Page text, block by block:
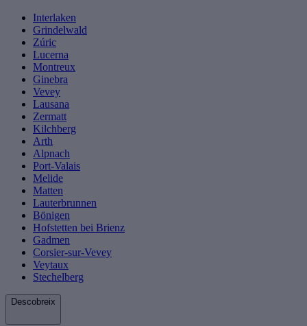
Interlaken
Grindelwald
Zúric
Lucerna
Montreux
Ginebra
Vevey
Lausana
Zermatt
Kilchberg
Arth
Alpnach
Port-Valais
Melide
Matten
Lauterbrunnen
Bönigen
Hofstetten bei Brienz
Gadmen
Corsier-sur-Vevey
Veytaux
Stechelberg
Descobreix